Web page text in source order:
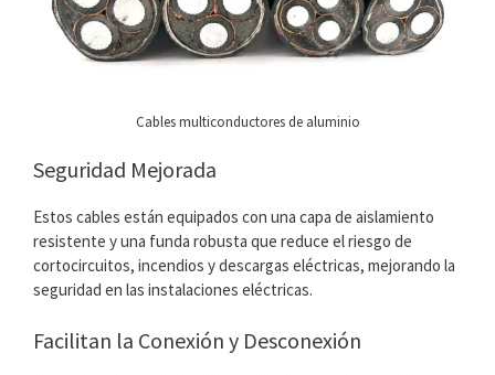
Cables multiconductores de aluminio
Seguridad Mejorada
Estos cables están equipados con una capa de aislamiento
resistente y una funda robusta que reduce el riesgo de
cortocircuitos, incendios y descargas eléctricas, mejorando la
seguridad en las instalaciones eléctricas.
Facilitan la Conexión y Desconexión